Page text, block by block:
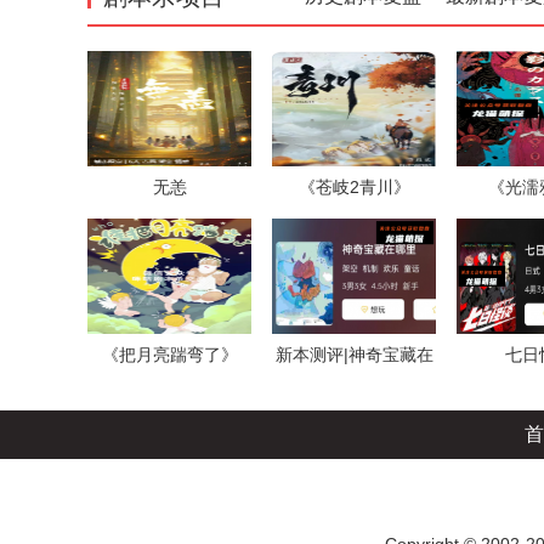
无恙 《苍岐2青川》 《光濡
《把月亮踹弯了》
新本测评|神奇宝藏在
七日